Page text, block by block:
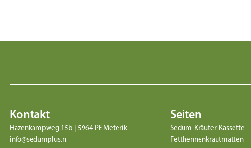
Kontakt
Hazenkampweg 15b | 5964 PE Meterik
info@sedumplus.nl
Seiten
Sedum-Kräuter-Kassette
Fetthennenkrautmatten